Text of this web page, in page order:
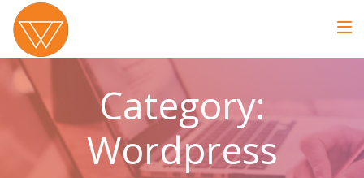
Category:
Wordpress